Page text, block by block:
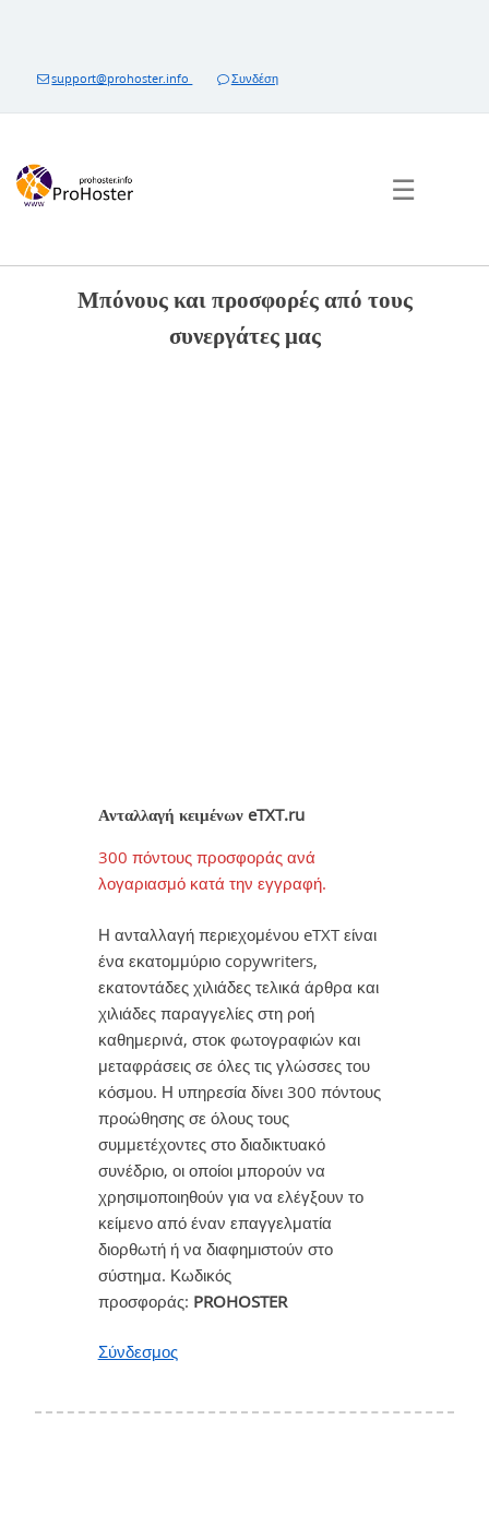
support@prohoster.info Συνδέση
☰
Μπόνους και προσφορές από τους
συνεργάτες μας
Ανταλλαγή κειμένων eTXT.ru
300 πόντους προσφοράς ανά
λογαριασμό κατά την εγγραφή.
Η ανταλλαγή περιεχομένου eTXT είναι
ένα εκατομμύριο copywriters,
εκατοντάδες χιλιάδες τελικά άρθρα και
χιλιάδες παραγγελίες στη ροή
καθημερινά, στοκ φωτογραφιών και
μεταφράσεις σε όλες τις γλώσσες του
κόσμου. Η υπηρεσία δίνει 300 πόντους
προώθησης σε όλους τους
συμμετέχοντες στο διαδικτυακό
συνέδριο, οι οποίοι μπορούν να
χρησιμοποιηθούν για να ελέγξουν το
κείμενο από έναν επαγγελματία
διορθωτή ή να διαφημιστούν στο
σύστημα. Κωδικός
προσφοράς: PROHOSTER
Σύνδεσμος